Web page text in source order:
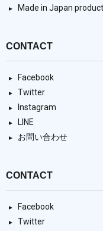
Made in Japan
CONTACT
Facebook
Twitter
Instagram
LINE
お問い合わせ
CONTACT
Facebook
Twitter